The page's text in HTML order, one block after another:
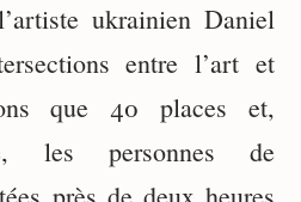
ukrainien Daniel
entre l’art et
que 40 places et,
les personnes de